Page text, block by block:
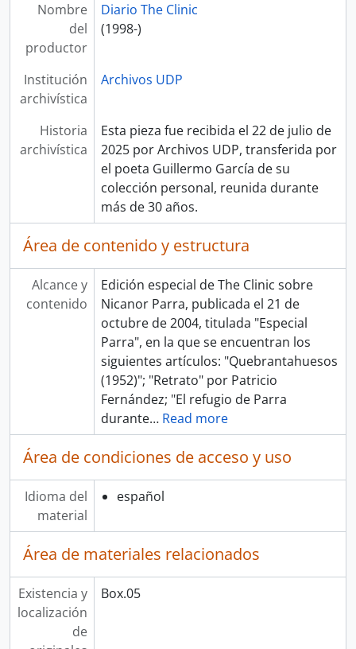
Nombre
del
productor
Diario The Clinic
(1998-)
Institución
archivística
Archivos UDP
Historia
archivística
Esta pieza fue recibida el 22 de julio de
2025 por Archivos UDP, transferida por
el poeta Guillermo García de su
colección personal, reunida durante
más de 30 años.
Área de contenido y estructura
Alcance y
contenido
Edición especial de The Clinic sobre
Nicanor Parra, publicada el 21 de
octubre de 2004, titulada "Especial
Parra", en la que se encuentran los
siguientes artículos: "Quebrantahuesos
(1952)"; "Retrato" por Patricio
Fernández; "El refugio de Parra
durante… Read more
Área de condiciones de acceso y uso
Idioma del
material
español
Área de materiales relacionados
Existencia y
localización
de
Box.05